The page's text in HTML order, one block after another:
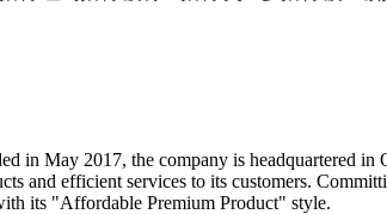
in May 2017, the company is headquartered
and efficient services to its customers.
its "Affordable Premium Product" style.